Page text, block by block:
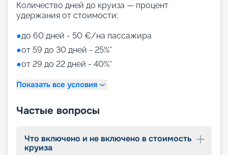
Количество дней до круиза — процент
удержания от стоимости:
●до 60 дней - 50 €/на пассажира
●от 59 до 30 дней - 25%*
●от 29 до 22 дней - 40%*
Показать все условия
Частые вопросы
Что включено и не включено в стоимость
круиза